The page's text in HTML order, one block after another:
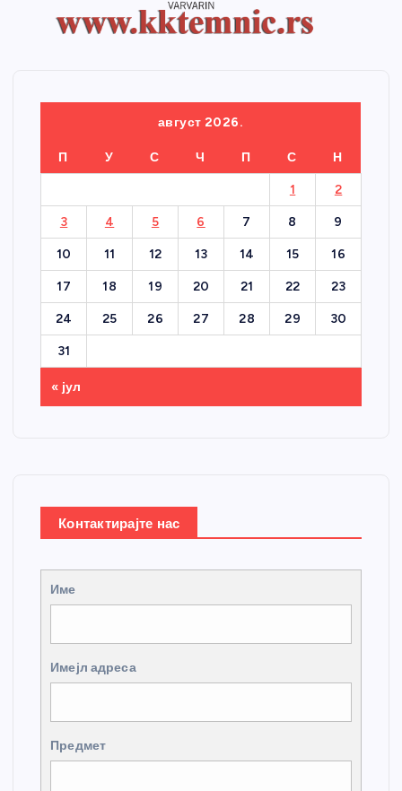
август 2026.
П У С Ч П С Н
1 2
3 4 5 6 7 8 9
10 11 12 13 14 15 16
17 18 19 20 21 22 23
24 25 26 27 28 29 30
31
« јул
Контактирајте нас
Име
Имејл адреса
Предмет